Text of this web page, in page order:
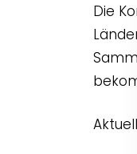
Die